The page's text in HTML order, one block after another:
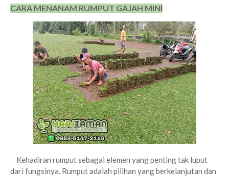
CARA MENANAM RUMPUT GAJAH MINI
Kehadiran rumput sebagai elemen yang penting tak luput
dari fungsinya. Rumput adalah pilihan yang berkelanjutan dan